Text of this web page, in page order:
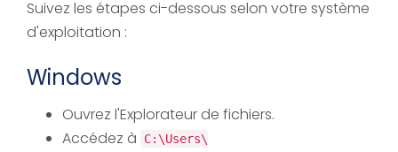
Suivez les étapes ci-dessous selon votre système
d'exploitation :
Windows
Ouvrez l'Explorateur de fichiers.
Accédez à
C:\Users\